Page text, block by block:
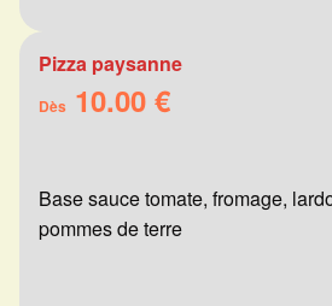
Pizza paysanne
Dès 10.00 €
Base sauce tomate, fromage,
pommes de terre